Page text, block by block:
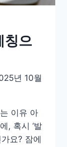
칭으
년 10월
이유 아
, 혹시 ‘발
요? 잠에